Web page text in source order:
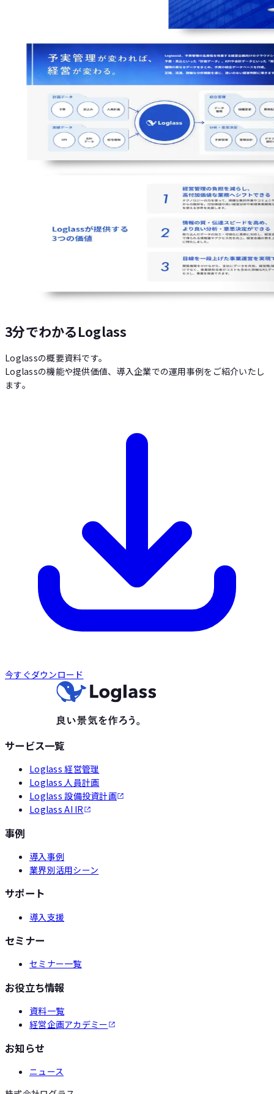
3分でわかるLoglass
Loglassの概要資料です。
Loglassの機能や提供価値、導入企業での運用事例をご紹介いたし
ます。
今すぐダウンロード
サービス一覧
Loglass 経営管理
Loglass 人員計画
Loglass 設備投資計画
Loglass AI IR
事例
導入事例
業界別活用シーン
サポート
導入支援
セミナー
セミナー一覧
お役立ち情報
資料一覧
経営企画アカデミー
お知らせ
ニュース